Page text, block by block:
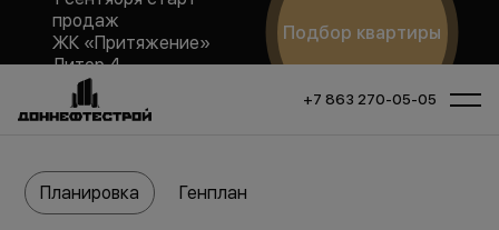
продаж
ЖК «Притяжение»
Литер 4
Подбор квартиры
+7 863 270-05-05
Планировка Генплан